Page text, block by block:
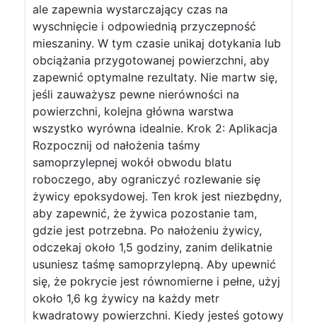
ale zapewnia wystarczający czas na
wyschnięcie i odpowiednią przyczepność
mieszaniny. W tym czasie unikaj dotykania lub
obciążania przygotowanej powierzchni, aby
zapewnić optymalne rezultaty. Nie martw się,
jeśli zauważysz pewne nierówności na
powierzchni, kolejna główna warstwa
wszystko wyrówna idealnie. Krok 2: Aplikacja
Rozpocznij od nałożenia taśmy
samoprzylepnej wokół obwodu blatu
roboczego, aby ograniczyć rozlewanie się
żywicy epoksydowej. Ten krok jest niezbędny,
aby zapewnić, że żywica pozostanie tam,
gdzie jest potrzebna. Po nałożeniu żywicy,
odczekaj około 1,5 godziny, zanim delikatnie
usuniesz taśmę samoprzylepną. Aby upewnić
się, że pokrycie jest równomierne i pełne, użyj
około 1,6 kg żywicy na każdy metr
kwadratowy powierzchni. Kiedy jesteś gotowy